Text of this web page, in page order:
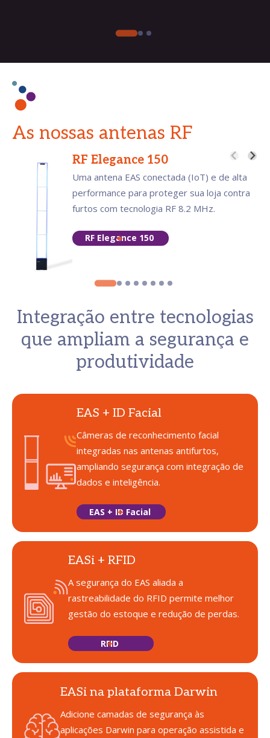
As nossas antenas RF
RF Elegance 150
Uma antena EAS conectada (IoT) e de alta
performance para proteger sua loja contra
furtos com tecnologia RF 8.2 MHz.
RF Elegance 150
Integração entre tecnologias
que ampliam a segurança e
produtividade
EAS + ID Facial
Câmeras de reconhecimento facial
integradas nas antenas antifurtos,
ampliando segurança com integração de
dados e inteligência.
EAS + ID Facial
EASi + RFID
A segurança do EAS aliada a
rastreabilidade do RFID permite melhor
gestão do estoque e redução de perdas.
RFID
EASi na plataforma Darwin
Adicione camadas de segurança às
aplicações Darwin para operação assistida e